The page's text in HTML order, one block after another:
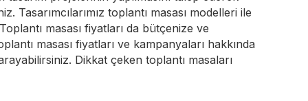
Tasarımcılarımız toplantı masası modelleri ile
masası fiyatları da bütçenize ve
masası fiyatları ve kampanyaları hakkında
Dikkat çeken toplantı masaları